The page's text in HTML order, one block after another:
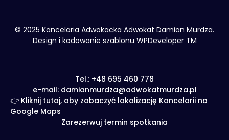
© 2025 Kancelaria Adwokacka Adwokat Damian Murdza.
Design i kodowanie szablonu WPDeveloper TM
Tel.: +48 695 460 778
e-mail: damianmurdza@adwokatmurdza.pl
👉 Kliknij tutaj, aby zobaczyć lokalizację Kancelarii na
Google Maps
Zarezerwuj termin spotkania